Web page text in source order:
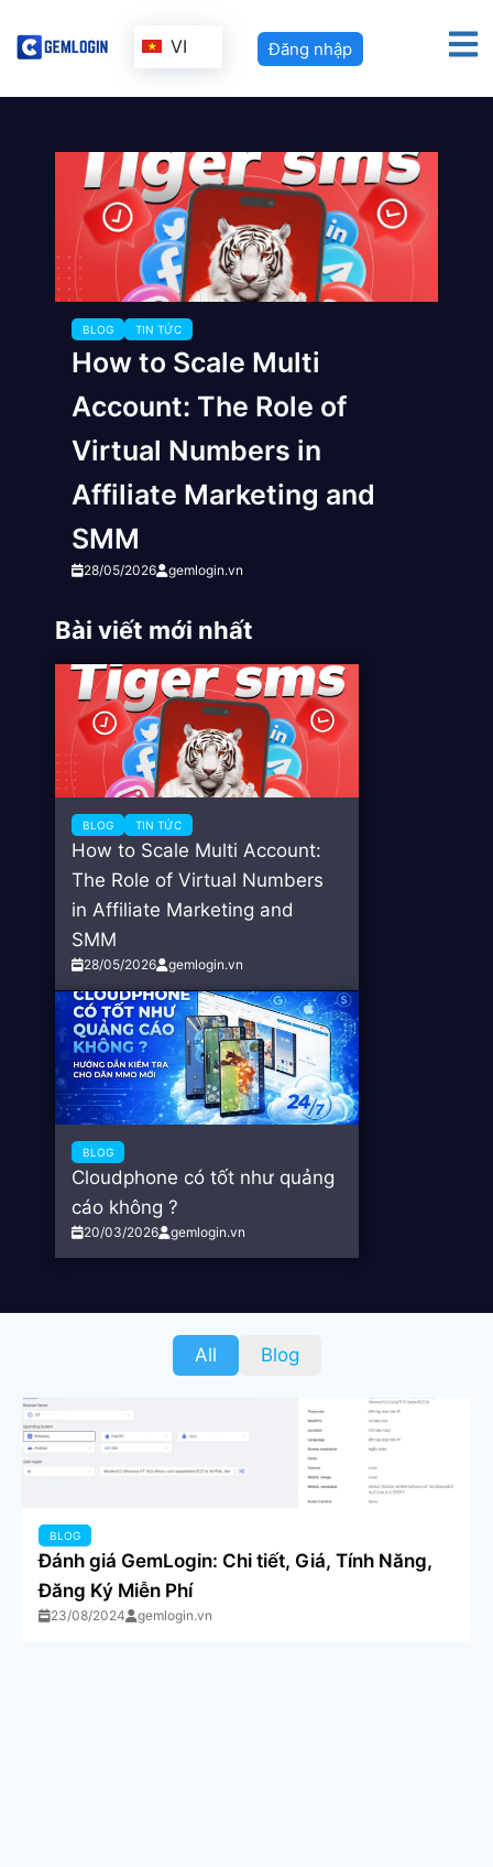
VI Đăng nhập
BLOG TIN TỨC
How to Scale Multi
Account: The Role of
Virtual Numbers in
Affiliate Marketing and
SMM
28/05/2026 gemlogin.vn
Bài viết mới nhất
BLOG TIN TỨC
How to Scale Multi Account:
The Role of Virtual Numbers
in Affiliate Marketing and
SMM
28/05/2026 gemlogin.vn
BLOG
Cloudphone có tốt như quảng
cáo không ?
20/03/2026 gemlogin.vn
All Blog
BLOG
Đánh giá GemLogin: Chi tiết, Giá, Tính Năng,
Đăng Ký Miễn Phí
23/08/2024 gemlogin.vn